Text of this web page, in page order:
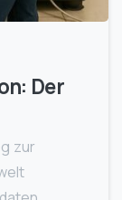
Der
zur